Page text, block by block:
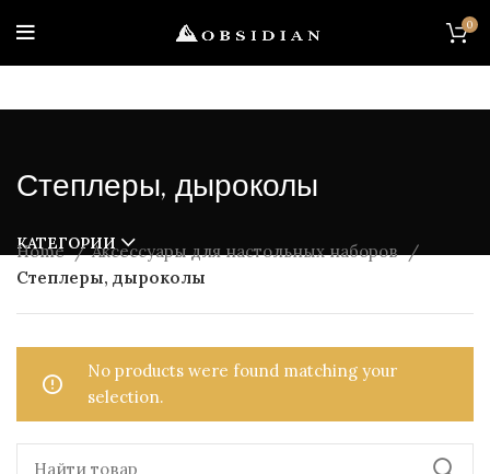
0
Степлеры, дыроколы
КАТЕГОРИИ
Home
Аксессуары для настольных наборов
Степлеры, дыроколы
No products were found matching your
selection.